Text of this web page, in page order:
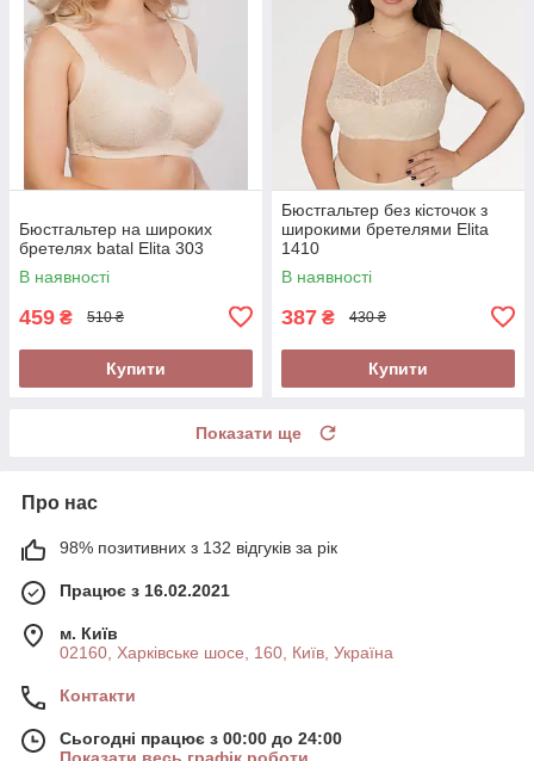
Бюстгальтер на широких
бретелях batal Elita 303
В наявності
459 ₴ 510 ₴
Купити
Бюстгальтер без кісточок з
широкими бретелями Elita
1410
В наявності
387 ₴ 430 ₴
Купити
Показати ще
Про нас
98% позитивних з 132 відгуків за рік
Працює з 16.02.2021
м. Київ
02160, Харківське шосе, 160, Київ, Україна
Контакти
Сьогодні працює з 00:00 до 24:00
Показати весь графік роботи